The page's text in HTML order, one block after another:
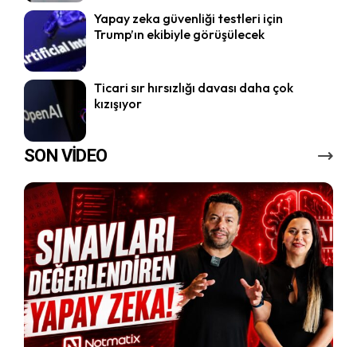
Yapay zeka güvenliği testleri için
Trump’ın ekibiyle görüşülecek
Ticari sır hırsızlığı davası daha çok
kızışıyor
SON VİDEO